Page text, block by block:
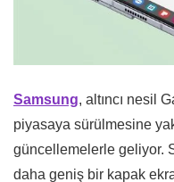
Samsung, altıncı nesil
piyasaya sürülmesine
güncellemelerle geliyor.
daha geniş bir kapak